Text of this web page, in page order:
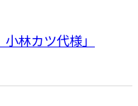
林カツ代様」